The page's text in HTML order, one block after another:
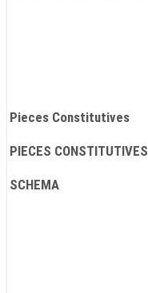
Pieces Constitutives
PIECES CONSTITUTIVES
SCHEMA